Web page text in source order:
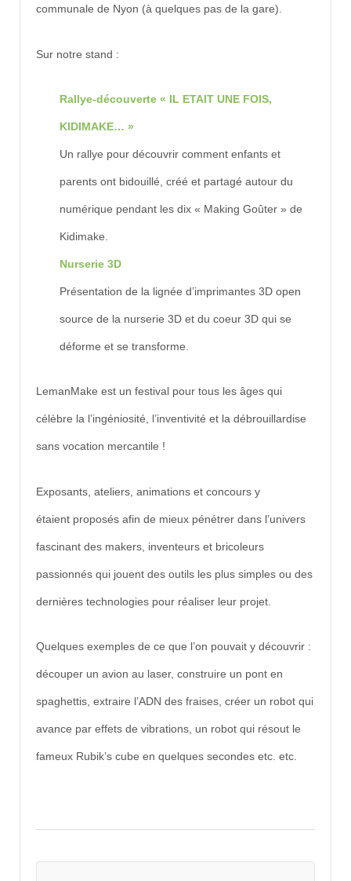
communale de Nyon (à quelques pas de la gare).
Sur notre stand :
Rallye-découverte « IL ETAIT UNE FOIS,
KIDIMAKE… »
Un rallye pour découvrir comment enfants et
parents ont bidouillé, créé et partagé autour du
numérique pendant les dix « Making Goûter » de
Kidimake.
Nurserie 3D
Présentation de la lignée d’imprimantes 3D open
source de la nurserie 3D et du coeur 3D qui se
déforme et se transforme.
LemanMake est un festival pour tous les âges qui
célèbre la l’ingéniosité, l’inventivité et la débrouillardise
sans vocation mercantile !
Exposants, ateliers, animations et concours y
étaient proposés afin de mieux pénétrer dans l’univers
fascinant des makers, inventeurs et bricoleurs
passionnés qui jouent des outils les plus simples ou des
dernières technologies pour réaliser leur projet.
Quelques exemples de ce que l’on pouvait y découvrir :
découper un avion au laser, construire un pont en
spaghettis, extraire l’ADN des fraises, créer un robot qui
avance par effets de vibrations, un robot qui résout le
fameux Rubik’s cube en quelques secondes etc. etc.